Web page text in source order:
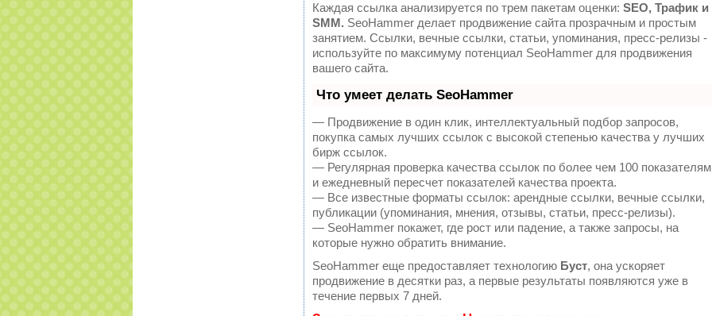
Каждая ссылка анализируется по трем пакетам оценки: SEO, Трафик и
SMM. SeoHammer делает продвижение сайта прозрачным и простым
занятием. Ссылки, вечные ссылки, статьи, упоминания, пресс-релизы -
используйте по максимуму потенциал SeoHammer для продвижения
вашего сайта.
Что умеет делать SeoHammer
— Продвижение в один клик, интеллектуальный подбор запросов,
покупка самых лучших ссылок с высокой степенью качества у лучших
бирж ссылок.
— Регулярная проверка качества ссылок по более чем 100 показателям
и ежедневный пересчет показателей качества проекта.
— Все известные форматы ссылок: арендные ссылки, вечные ссылки,
публикации (упоминания, мнения, отзывы, статьи, пресс-релизы).
— SeoHammer покажет, где рост или падение, а также запросы, на
которые нужно обратить внимание.
SeoHammer еще предоставляет технологию Буст, она ускоряет
продвижение в десятки раз, а первые результаты появляются уже в
течение первых 7 дней.